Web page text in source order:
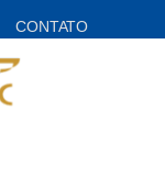
CONTATO